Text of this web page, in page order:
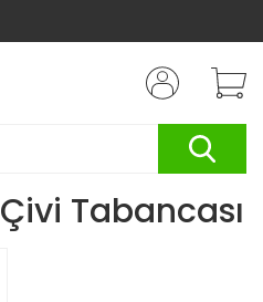
Tabancası